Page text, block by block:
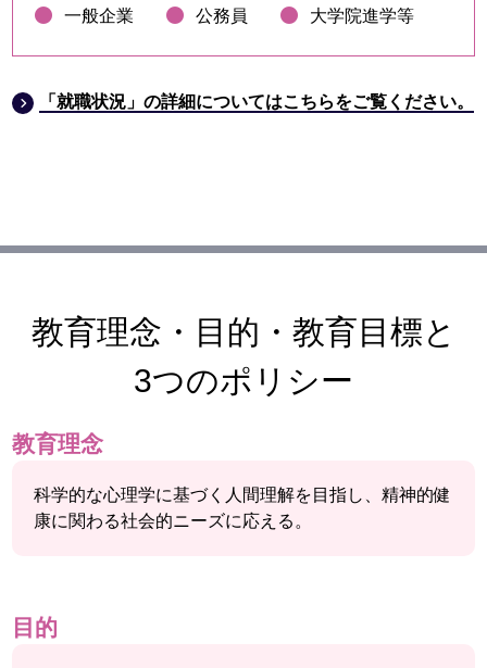
一般企業
公務員 大学院進学等
「就職状況」の詳細についてはこちらをご覧ください。
教育理念・目的・教育目標と
3つのポリシー
教育理念
科学的な心理学に基づく人間理解を目指し、精神的健
康に関わる社会的ニーズに応える。
目的